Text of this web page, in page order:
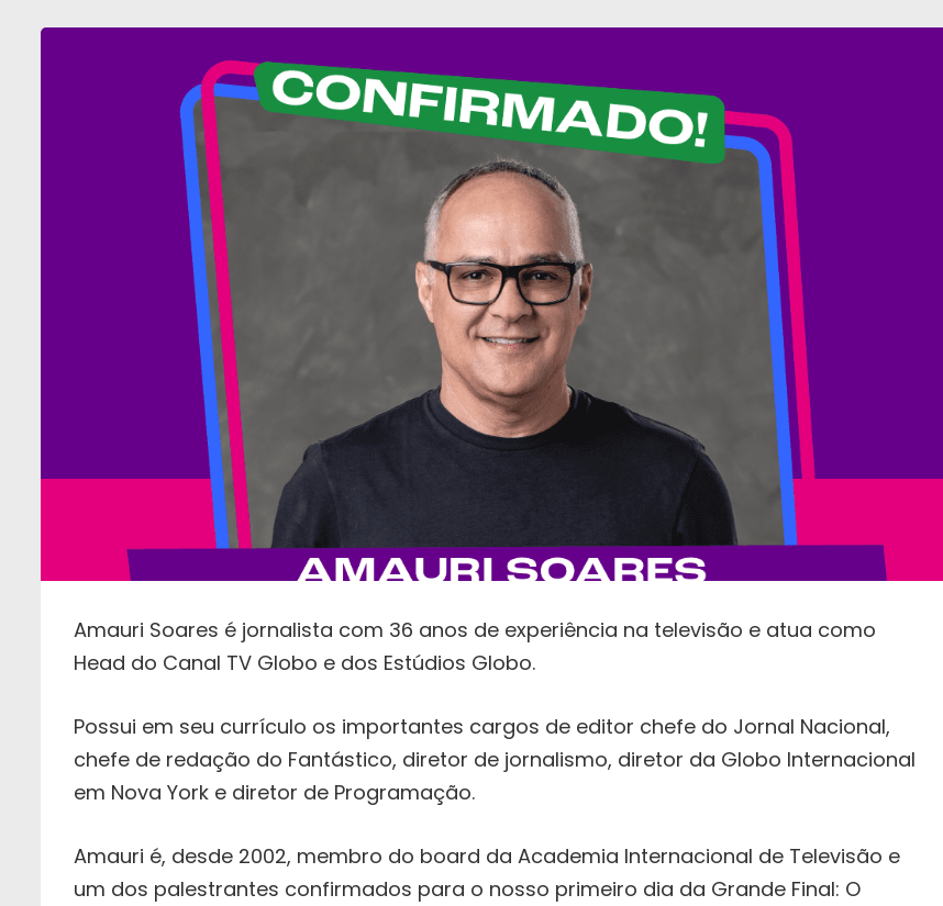
Amauri Soares é jornalista com 36 anos de experiência na televisão e atua como
Head do Canal TV Globo e dos Estúdios Globo.
Possui em seu currículo os importantes cargos de editor chefe do Jornal Nacional,
chefe de redação do Fantástico, diretor de jornalismo, diretor da Globo Internacional
em Nova York e diretor de Programação.
Amauri é, desde 2002, membro do board da Academia Internacional de Televisão e
um dos palestrantes confirmados para o nosso primeiro dia da Grande Final: O